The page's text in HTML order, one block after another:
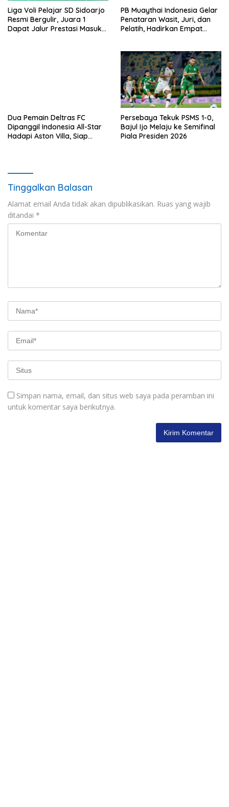
Liga Voli Pelajar SD Sidoarjo
Resmi Bergulir, Juara 1
Dapat Jalur Prestasi Masuk
PB Muaythai Indonesia Gelar
Penataran Wasit, Juri, dan
Pelatih, Hadirkan Empat
Dua Pemain Deltras FC
Dipanggil Indonesia All-Star
Hadapi Aston Villa, Siap
Persebaya Tekuk PSMS 1-0,
Bajul Ijo Melaju ke Semifinal
Piala Presiden 2026
Tinggalkan Balasan
Alamat email Anda tidak akan dipublikasikan. Ruas yang wajib
ditandai *
Simpan nama, email, dan situs web saya pada peramban ini
untuk komentar saya berikutnya.